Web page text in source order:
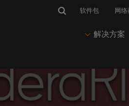
解决方案
套料软件
解决方案
新闻与见解
软件包 网